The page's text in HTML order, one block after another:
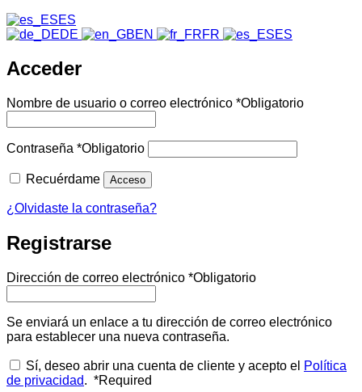
ES
DE
EN FR ES
Acceder
Nombre de usuario o correo electrónico *Obligatorio
Contraseña *Obligatorio
Recuérdame Acceso
¿Olvidaste la contraseña?
Registrarse
Dirección de correo electrónico *Obligatorio
Se enviará un enlace a tu dirección de correo electrónico
para establecer una nueva contraseña.
Sí, deseo abrir una cuenta de cliente y acepto el Política
de privacidad. *Required